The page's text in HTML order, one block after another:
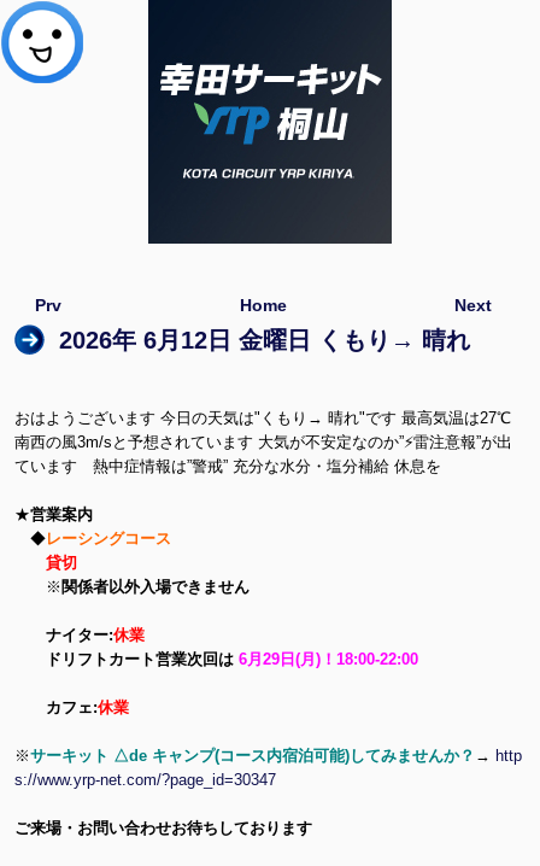
Next
Prv Home
2026年 6月12日 金曜日 くもり→ 晴れ
おはようございます 今日の天気は"くもり→ 晴れ"です 最高気温は27℃
南西の風3m/sと予想されています 大気が不安定なのか”⚡雷注意報”が出
ています 熱中症情報は”警戒” 充分な水分・塩分補給 休息を
★営業案内
◆レーシングコース
貸切
※ 関係者以外入場できません
ナイター:休業
ドリフトカート営業次回は 6月29日(月)！18:00-22:00
カフェ:休業
※サーキット △de キャンプ(コース内宿泊可能)してみませんか？ → http
s://www.yrp-net.com/?page_id=30347
ご来場・お問い合わせお待ちしております